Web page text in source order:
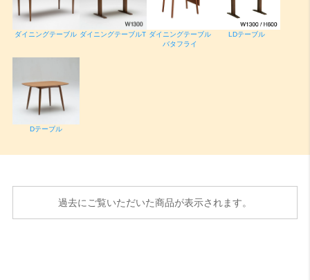
ダイニングテーブル ダイニングテーブルT ダイニングテーブル
バタフライ
LDテーブル
Dテーブル
過去にご覧いただいた商品が表示されます。